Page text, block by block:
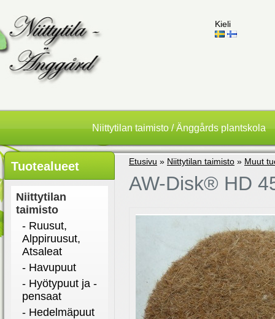
Kieli
Niittytilan taimisto / Änggårds plantskola
Tuotealueet
Niittytilan
taimisto
- Ruusut,
Alppiruusut,
Atsaleat
- Havupuut
- Hyötypuut ja -
pensaat
- Hedelmäpuut
Etusivu » Niittytilan taimisto » Muut
AW-Disk® HD